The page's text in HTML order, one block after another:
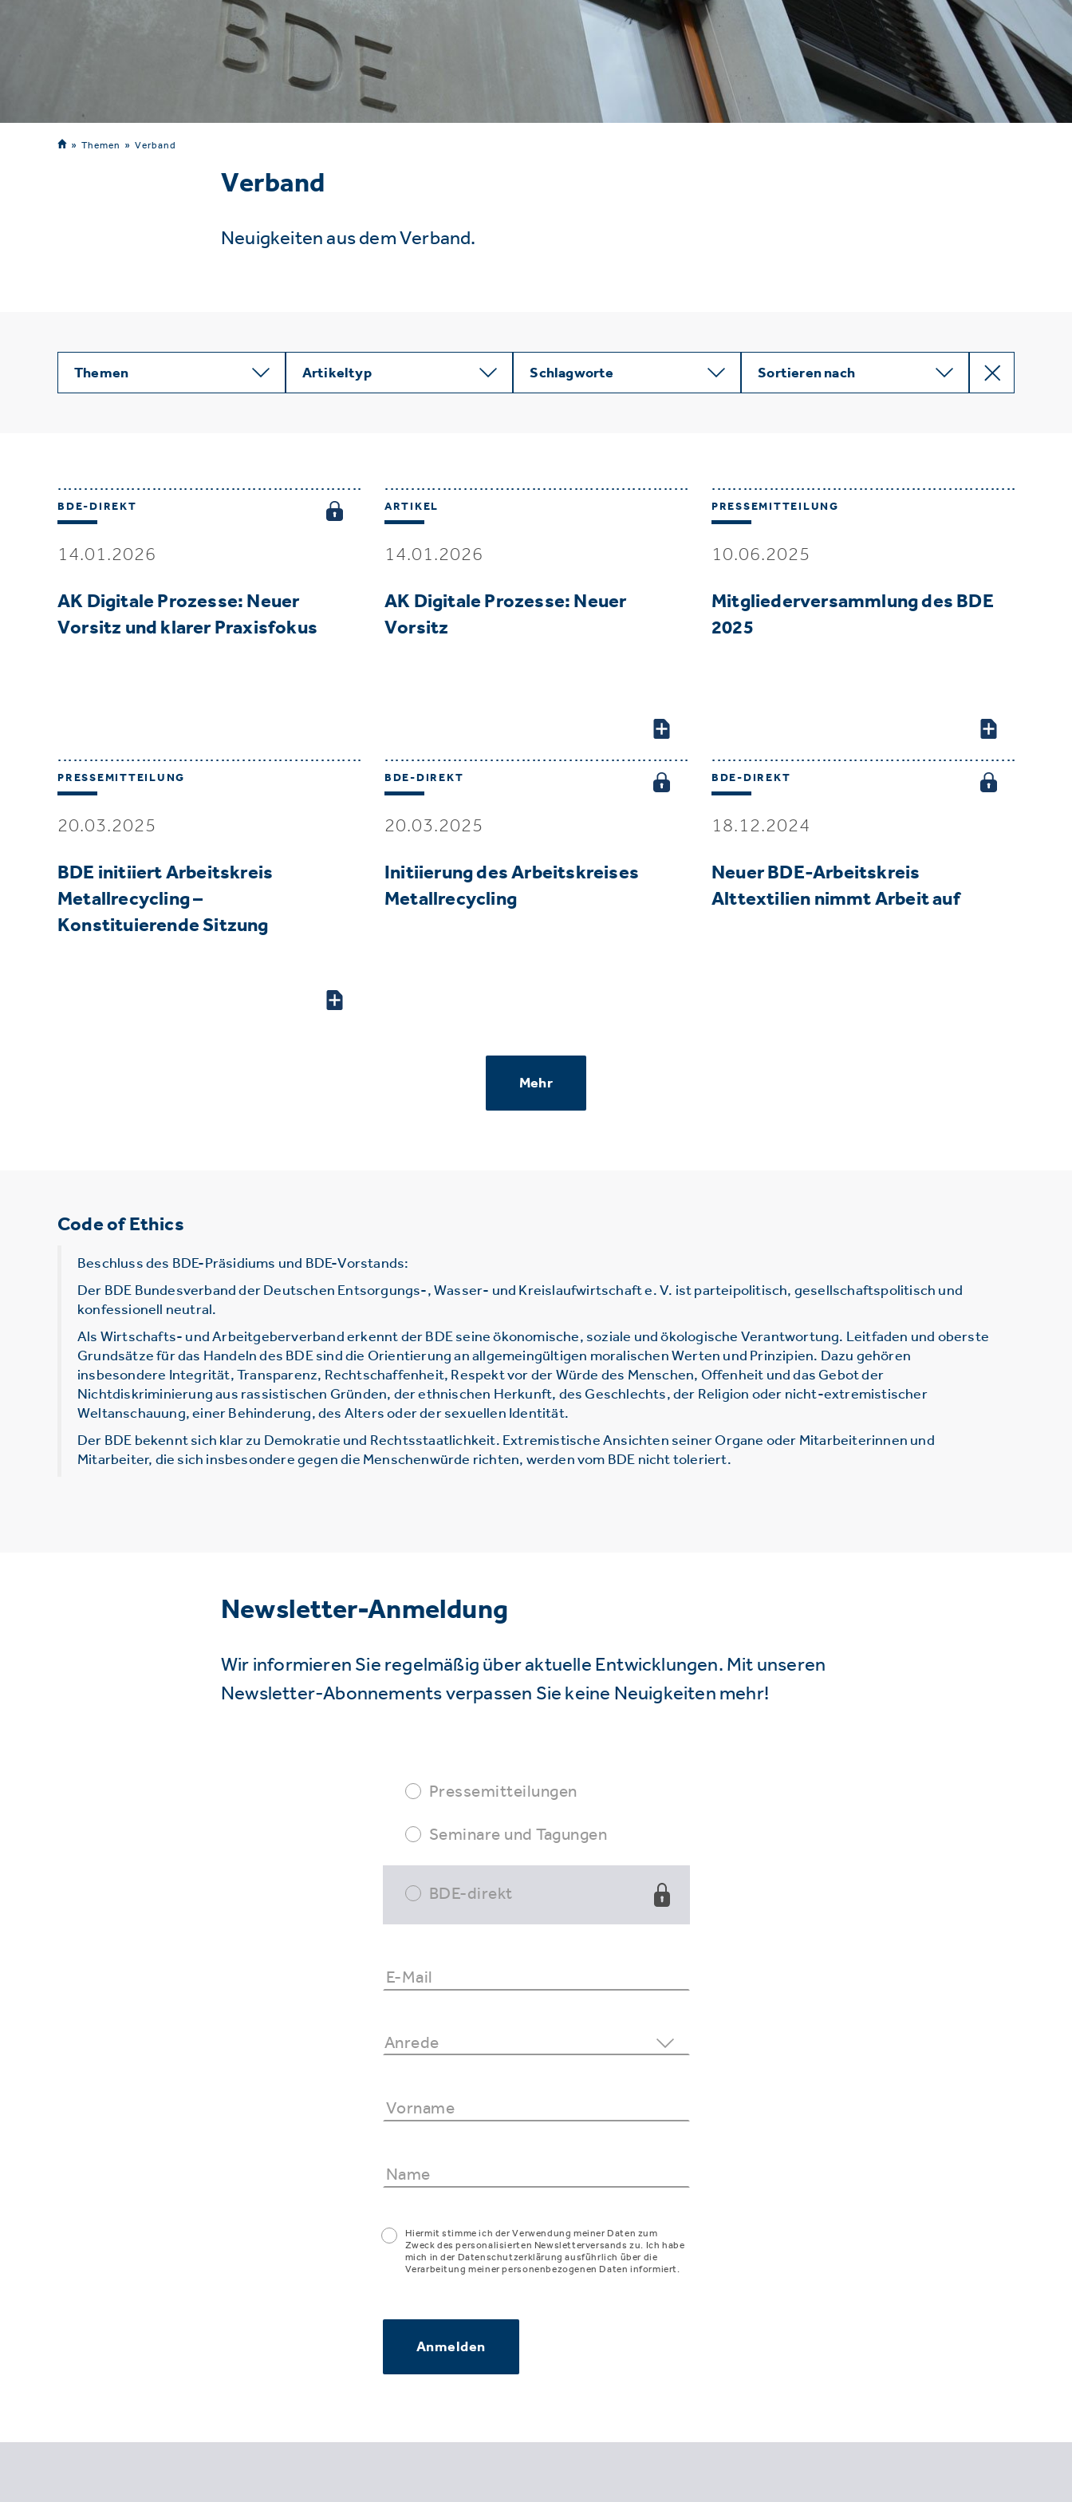
Themen Verband
Verband
Neuigkeiten aus dem Verband.
Themen Artikeltyp Schlagworte Sortieren nach
BDE-DIREKT
14.01.2026
AK Digitale Prozesse: Neuer
Vorsitz und klarer Praxisfokus
ARTIKEL
14.01.2026
AK Digitale Prozesse: Neuer
Vorsitz
PRESSEMITTEILUNG
10.06.2025
Mitgliederversammlung des BDE
2025
PRESSEMITTEILUNG
20.03.2025
BDE initiiert Arbeitskreis
Metallrecycling –
Konstituierende Sitzung
BDE-DIREKT
20.03.2025
Initiierung des Arbeitskreises
Metallrecycling
BDE-DIREKT
18.12.2024
Neuer BDE-Arbeitskreis
Alttextilien nimmt Arbeit auf
Mehr
Code of Ethics
Beschluss des BDE-Präsidiums und BDE-Vorstands:
Der BDE Bundesverband der Deutschen Entsorgungs-, Wasser- und Kreislaufwirtschaft e. V. ist parteipolitisch, gesellschaftspolitisch und
konfessionell neutral.
Als Wirtschafts- und Arbeitgeberverband erkennt der BDE seine ökonomische, soziale und ökologische Verantwortung. Leitfaden und oberste
Grundsätze für das Handeln des BDE sind die Orientierung an allgemeingültigen moralischen Werten und Prinzipien. Dazu gehören
insbesondere Integrität, Transparenz, Rechtschaffenheit, Respekt vor der Würde des Menschen, Offenheit und das Gebot der
Nichtdiskriminierung aus rassistischen Gründen, der ethnischen Herkunft, des Geschlechts, der Religion oder nicht-extremistischer
Weltanschauung, einer Behinderung, des Alters oder der sexuellen Identität.
Der BDE bekennt sich klar zu Demokratie und Rechtsstaatlichkeit. Extremistische Ansichten seiner Organe oder Mitarbeiterinnen und
Mitarbeiter, die sich insbesondere gegen die Menschenwürde richten, werden vom BDE nicht toleriert.
Newsletter-Anmeldung
Wir informieren Sie regelmäßig über aktuelle Entwicklungen. Mit unseren
Newsletter-Abonnements verpassen Sie keine Neuigkeiten mehr!
Pressemitteilungen
Seminare und Tagungen
BDE-direkt
Hiermit stimme ich der Verwendung meiner Daten zum
Zweck des personalisierten Newsletterversands zu. Ich habe
mich in der Datenschutzerklärung ausführlich über die
Verarbeitung meiner personenbezogenen Daten informiert.
Anmelden